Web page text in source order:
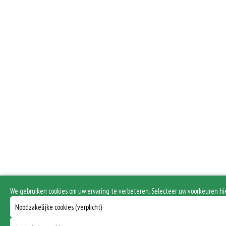
We gebruiken cookies om uw ervaring te verbeteren. Selecteer uw voorkeuren
Noodzakelijke cookies (verplicht)